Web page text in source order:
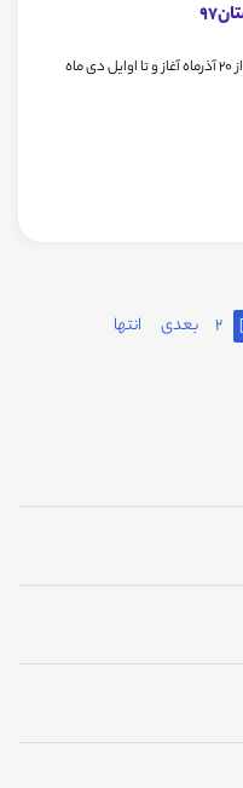
ثبتنام دوره های آموزشی ترم زمستان مرکز علوم از 20 آذرماه آغاز و تا اوایل دی ماه
2 بعدی انتها